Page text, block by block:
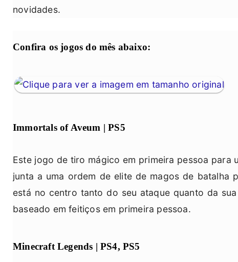
novidades.
Confira os jogos do mês abaixo:
Immortals of Aveum | PS5
Este jogo de tiro mágico em primeira pessoa
junta a uma ordem de elite de magos de batalha
está no centro tanto do seu ataque quanto da
baseado em feitiços em primeira pessoa.
Minecraft Legends | PS4, PS5